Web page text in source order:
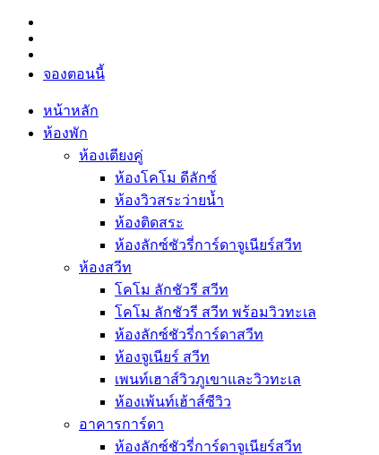
จองตอนนี้
หน้าหลัก
ห้องพัก
ห้องเตียงคู่
ห้องโคโม ดีลักซ์
ห้องวิวสระว่ายน้ำ
ห้องติดสระ
ห้องลักซ์ชัวรี่การ์ดาจูเนียร์สวีท
ห้องสวีท
โคโม ลักชัวรี สวีท
โคโม ลักชัวรี สวีท พร้อมวิวทะเล
ห้องลักซ์ชัวรี่การ์ดาสวีท
ห้องจูเนียร์ สวีท
เพนท์เฮาส์วิวภูเขาและวิวทะเล
ห้องเพ้นท์เฮ้าส์ซีวิว
อาคารการ์ดา
ห้องลักซ์ชัวรี่การ์ดาจูเนียร์สวีท